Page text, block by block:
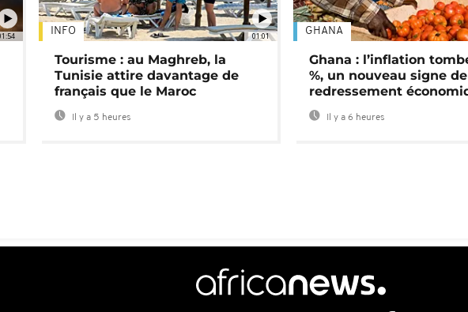
01:01
INFO
Tourisme : au Maghreb, la
Tunisie attire davantage de
français que le Maroc
Il y a 5 heures
GHANA
Ghana : l’inflation
%, un nouveau signe de
redressement
Il y a 6 heures